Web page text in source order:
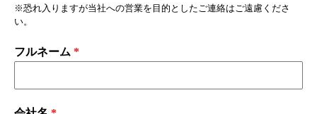
※恐れ入りますが当社への営業を目的としたご連絡はご遠慮くださ
い。
フルネーム *